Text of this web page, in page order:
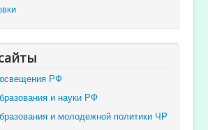
РФ
и науки РФ
и молодежной политики ЧР